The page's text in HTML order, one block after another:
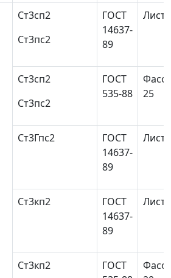
Ст3сп2
Ст3пс2
ГОСТ
14637-
89
Ст3сп2
Ст3пс2
ГОСТ
535-88
25
Ст3Гпс2
ГОСТ
14637-
89
Ст3кп2
ГОСТ
14637-
89
Ст3кп2
ГОСТ